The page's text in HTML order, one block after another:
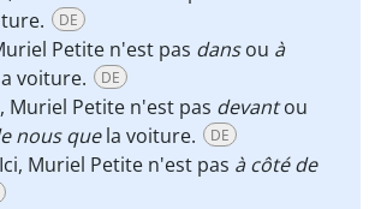
DE
Petite n'est pas dansou à
voiture. DE
Muriel Petite n'est pas devantou
nous quela voiture. DE
Ici, Muriel Petite n'est pas à côté de